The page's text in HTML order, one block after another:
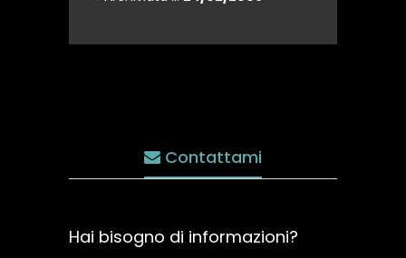
Contattami
Hai bisogno di informazioni?